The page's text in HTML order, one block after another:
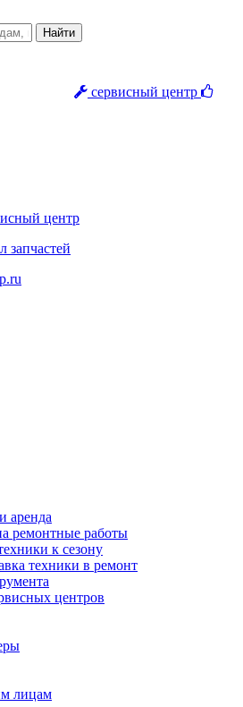
сервисный центр
центр
запчастей
аренда
ремонтные работы
к сезону
техники в ремонт
центров
лицам